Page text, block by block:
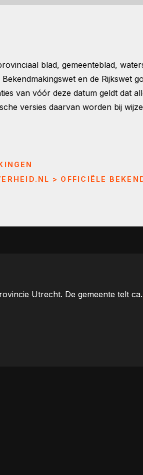
blad, gemeenteblad,
en de Rijkswet
van vóór deze datum geldt dat
versies daarvan worden bij
> OFFICIËLE
Utrecht. De gemeente telt